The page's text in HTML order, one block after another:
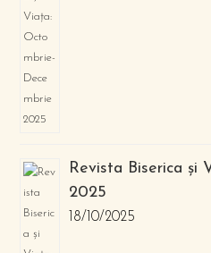
Revista Biserica și
2025
18/10/2025